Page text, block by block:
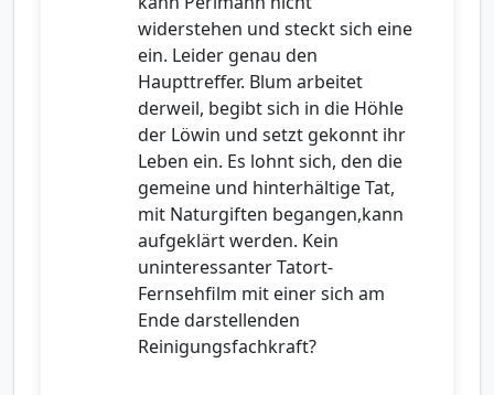
widerstehen und steckt sich eine
ein. Leider genau den
Haupttreffer. Blum arbeitet
derweil, begibt sich in die Höhle
der Löwin und setzt gekonnt ihr
Leben ein. Es lohnt sich, den die
gemeine und hinterhältige Tat,
mit Naturgiften begangen,kann
aufgeklärt werden. Kein
uninteressanter Tatort-
Fernsehfilm mit einer sich am
Ende darstellenden
Reinigungsfachkraft?